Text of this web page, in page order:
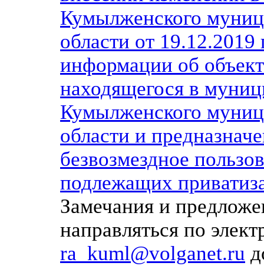
Кумылженского
области от
информации об
находящегося в
Кумылженского
области и
безвозмездное
подлежащих
Замечания и
направляться по
ra_kuml@volganet.ru